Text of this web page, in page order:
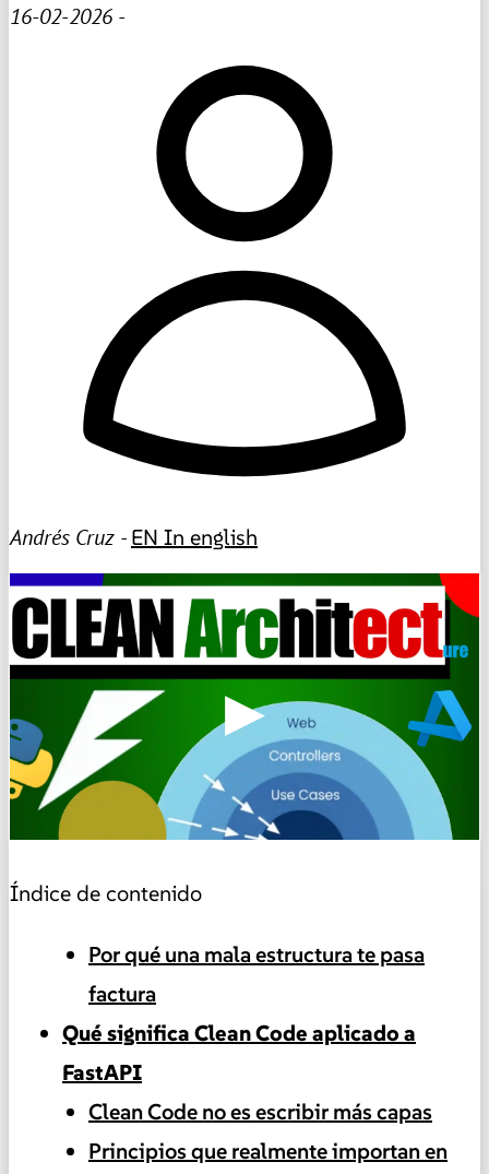
16-02-2026 -
Andrés Cruz -EN In english
▶
Índice de contenido
Por qué una mala estructura te pasa
factura
Qué significa Clean Code aplicado a
FastAPI
Clean Code no es escribir más capas
Principios que realmente importan en